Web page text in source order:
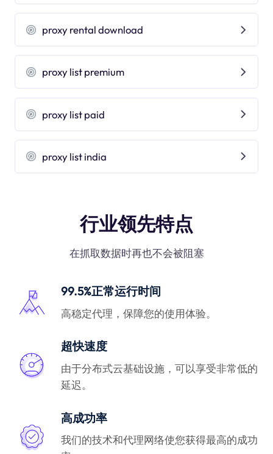
proxy rental download
proxy list premium
proxy list paid
proxy list india
行业领先特点
在抓取数据时再也不会被阻塞
99.5%正常运行时间
高稳定代理，保障您的使用体验。
超快速度
由于分布式云基础设施，可以享受非常低的
延迟。
高成功率
我们的技术和代理网络使您获得最高的成功